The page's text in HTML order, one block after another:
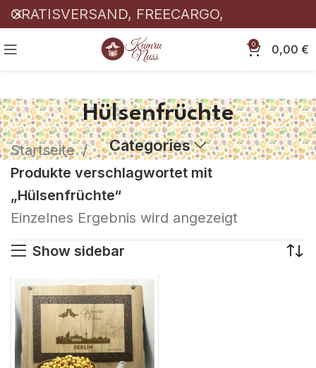
0 0,00 €
Hülsenfrüchte
Categories
Startseite
Produkte verschlagwortet mit
„Hülsenfrüchte“
Einzelnes Ergebnis wird angezeigt
Show sidebar
GRATISVERSAND, FREECARGO,
KOSTENLOSER! 🎉